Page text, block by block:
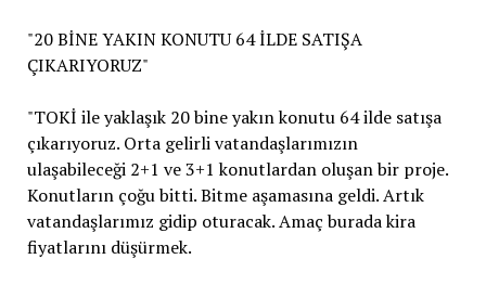
"20 BİNE YAKIN KONUTU 64 İLDE SATIŞA
ÇIKARIYORUZ"
"TOKİ ile yaklaşık 20 bine yakın konutu 64 ilde satışa
çıkarıyoruz. Orta gelirli vatandaşlarımızın
ulaşabileceği 2+1 ve 3+1 konutlardan oluşan bir proje.
Konutların çoğu bitti. Bitme aşamasına geldi. Artık
vatandaşlarımız gidip oturacak. Amaç burada kira
fiyatlarını düşürmek.